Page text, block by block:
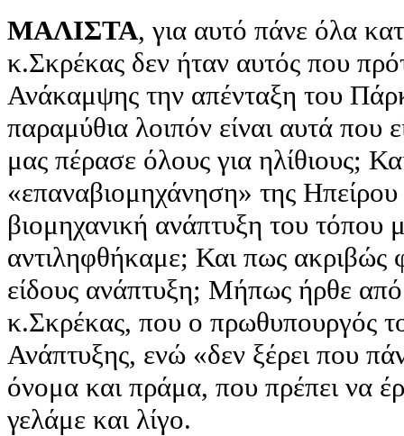
ΜΑΛΙΣΤΑ, για αυτό πάνε όλα
κ.Σκρέκας δεν ήταν αυτός που
Ανάκαμψης την απένταξη του
παραμύθια λοιπόν είναι αυτά που
μας πέρασε όλους για ηλίθιους;
«επαναβιομηχάνηση» της
βιομηχανική ανάπτυξη του τόπου
αντιληφθήκαμε; Και πως ακριβώς
είδους ανάπτυξη; Μήπως ήρθε
κ.Σκρέκας, που ο πρωθυπουργός
Ανάπτυξης, ενώ «δεν ξέρει που
όνομα και πράμα, που πρέπει να
γελάμε και λίγο.